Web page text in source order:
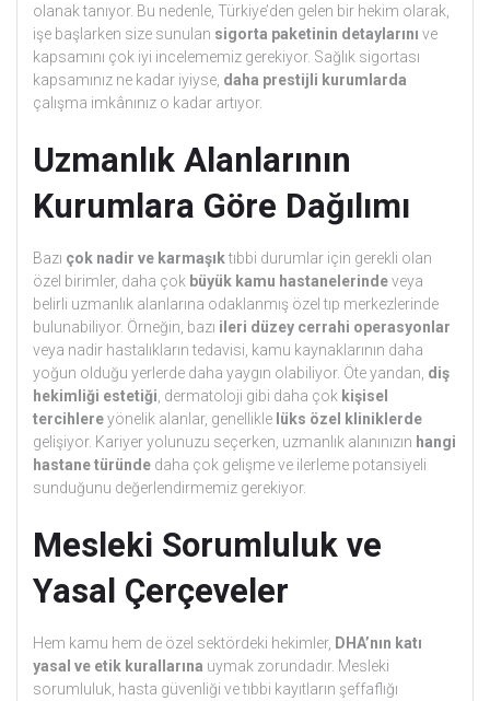
olanak tanıyor. Bu nedenle, Türkiye’den gelen bir hekim olarak,
işe başlarken size sunulan sigorta paketinin detaylarını ve
kapsamını çok iyi incelememiz gerekiyor. Sağlık sigortası
kapsamınız ne kadar iyiyse, daha prestijli kurumlarda
çalışma imkânınız o kadar artıyor.
Uzmanlık Alanlarının
Kurumlara Göre Dağılımı
Bazı çok nadir ve karmaşıktıbbi durumlar için gerekli olan
özel birimler, daha çok büyük kamu hastanelerindeveya
belirli uzmanlık alanlarına odaklanmış özel tıp merkezlerinde
bulunabiliyor. Örneğin, bazı ileri düzey cerrahi operasyonlar
veya nadir hastalıkların tedavisi, kamu kaynaklarının daha
yoğun olduğu yerlerde daha yaygın olabiliyor. Öte yandan, diş
hekimliği estetiği , dermatoloji gibi daha çok kişisel
tercihlereyönelik alanlar, genellikle lüks özel kliniklerde
gelişiyor. Kariyer yolunuzu seçerken, uzmanlık alanınızın hangi
hastane türünde daha çok gelişme ve ilerleme potansiyeli
sunduğunu değerlendirmemiz gerekiyor.
Mesleki Sorumluluk ve
Yasal Çerçeveler
Hem kamu hem de özel sektördeki hekimler, DHA’nın katı
yasal ve etik kurallarına uymak zorundadır. Mesleki
sorumluluk, hasta güvenliği ve tıbbi kayıtların şeffaflığı